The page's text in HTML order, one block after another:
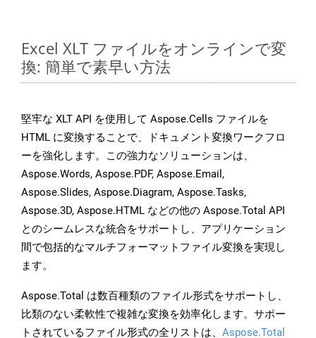
Excel XLT ファイルをオンラインで変
換: 簡単で素早い方法
堅牢な XLT API を使用して Aspose.Cells ファイルを
HTML に変換することで、ドキュメント変換ワークフロ
ーを強化します。この強力なソリューションは、
Aspose.Words, Aspose.PDF, Aspose.Email,
Aspose.Slides, Aspose.Diagram, Aspose.Tasks,
Aspose.3D, Aspose.HTML などの他の Aspose.Total API
とのシームレスな統合をサポートし、アプリケーション
間で包括的なマルチフォーマットファイル変換を実現し
ます。
Aspose.Total は数百種類のファイル形式をサポートし、
比類のない柔軟性で複雑な変換を効率化します。サポー
トされているファイル形式の全リストは、 Aspose.Total